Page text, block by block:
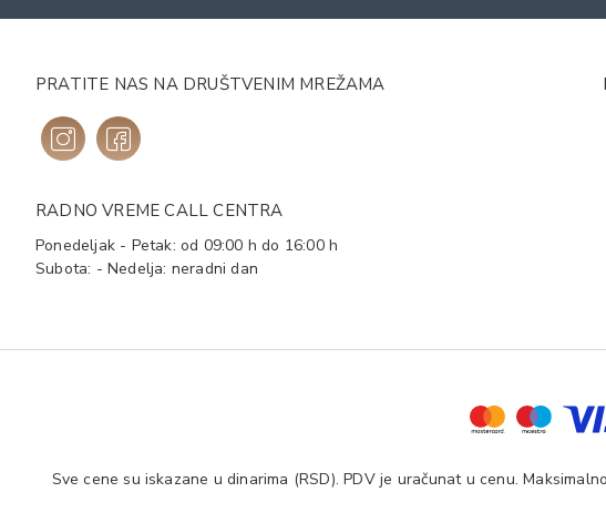
PRATITE NAS NA DRUŠTVENIM MREŽAMA
RADNO VREME CALL CENTRA
Ponedeljak - Petak: od 09:00 h do 16:00 h
Subota: - Nedelja: neradni dan
Sve cene su iskazane u dinarima (RSD). PDV je uračunat u cenu.